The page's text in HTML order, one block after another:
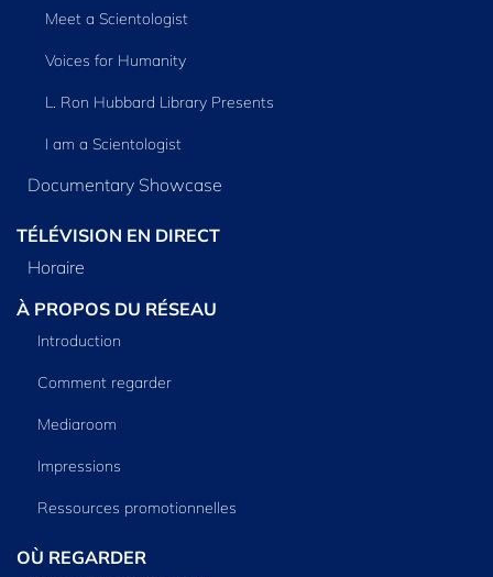
Meet a Scientologist
Voices for Humanity
L. Ron Hubbard Library Presents
I am a Scientologist
Documentary Showcase
TÉLÉVISION EN DIRECT
Horaire
À PROPOS DU RÉSEAU
Introduction
Comment regarder
Mediaroom
Impressions
Ressources promotionnelles
OÙ REGARDER